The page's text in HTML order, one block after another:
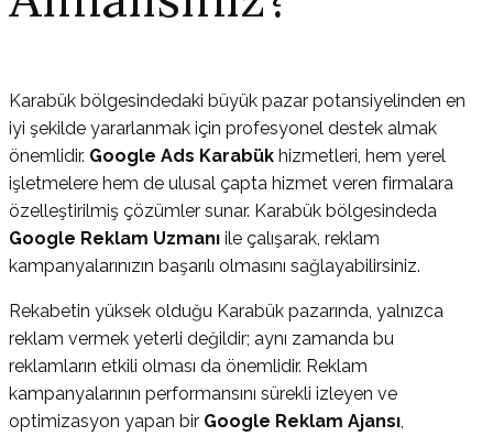
Karabük bölgesindedaki büyük pazar potansiyelinden en
iyi şekilde yararlanmak için profesyonel destek almak
önemlidir. Google Ads Karabük hizmetleri, hem yerel
işletmelere hem de ulusal çapta hizmet veren firmalara
özelleştirilmiş çözümler sunar. Karabük bölgesindeda
Google Reklam Uzmanı ile çalışarak, reklam
kampanyalarınızın başarılı olmasını sağlayabilirsiniz.
Rekabetin yüksek olduğu Karabük pazarında, yalnızca
reklam vermek yeterli değildir; aynı zamanda bu
reklamların etkili olması da önemlidir. Reklam
kampanyalarının performansını sürekli izleyen ve
optimizasyon yapan bir Google Reklam Ajansı,